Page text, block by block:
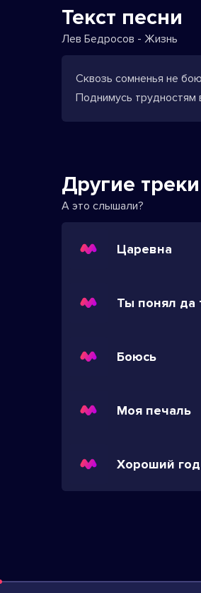
Текст песни
Лев Бедросов - Жизнь
Сквозь сомненья не
Поднимусь трудностям
Другие
А это слышали?
Царевна
Ты понял да
Боюсь
Моя печаль
Хороший год